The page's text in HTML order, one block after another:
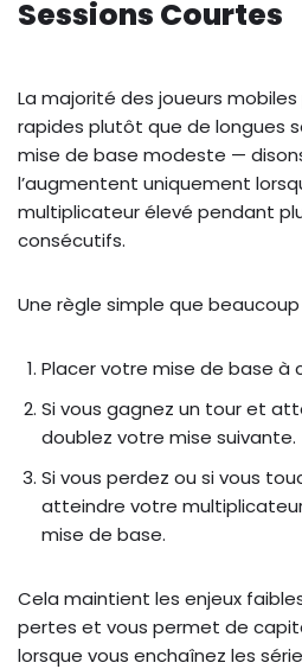
Sessions Courtes
La majorité des joueurs
rapides plutôt que de longues
mise de base modeste —
l’augmentent uniquement
multiplicateur élevé pendant
consécutifs.
Une règle simple que
Placer votre mise de base à
Si vous gagnez un tour et
doublez votre mise suivante.
Si vous perdez ou si vous
atteindre votre
mise de base.
Cela maintient les enjeux
pertes et vous permet de
lorsque vous enchaînez les